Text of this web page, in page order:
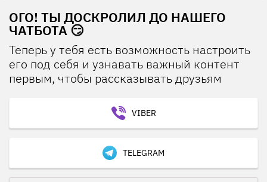
ОГО! ТЫ ДОСКРОЛИЛ ДО НАШЕГО
ЧАТБОТА 😏
Теперь у тебя есть возможность настроить
его под себя и узнавать важный контент
первым, чтобы рассказывать друзьям
VIBER
TELEGRAM